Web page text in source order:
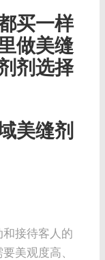
买一样
做美缝
剂选择
美缝剂
和接待客人的
美观度高、